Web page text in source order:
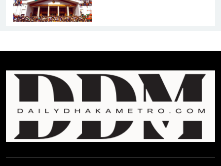
ব্যবস্থা নিবে সরকার : প্রধানমন্ত্রীর
বাংলাদেশে বিনিয়োগ ও দক্ষ শ্রমিক
নিতে আগ্রহী সৌদি আরব
ব্রাজিলের ফুটবলারকে গুলি করে